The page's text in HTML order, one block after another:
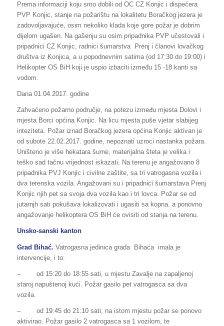
Prema informaciji koju smo dobili od OC CZ Konjic i dispečera
PVP Konjic, stanje na požarištu na lokalitetu Boračkog jezera je
zadovoljavajuće, osim nekoliko klada koje gore požar je dobrim
dijelom ugašen. Na gašenju su osim pripadnika PVP učestovali i
pripadnici CZ Konjic, radnici šumarstva Prenj i članovi lovačkog
društva iz Konjica, a u popodnevnim satima (od 17:30 do 19:00) i
Helikopter OS BiH koji je uspio izbaciti između 15 -18 kanti sa
vodom.
Dana 01.04.2017. godine
Zahvaćeno požarno područje, na potezu između mjesta Dolovi i
mjesta Borci općina Konjic. Na licu mjesta puše vjetar slabijeg
inteziteta. Požar iznad Boračkog jezera općina Konjic aktivan je
od subote 22.02.2017. godine, nepoznati uzroci nastanka požara.
Uništeno je više hekatara šume, materijalna šteta je velika i
teško sad tačnu vrijednost iskazati. Na terenu je angažovano 8
pripadnika PVJ Konjic i civilne zaštite, sa tri vatrogasna vozila i
dva terenska vozila. Angažovani su i pripadnici šumarstava Prenj
Konjic njih pet sa svoja dva vozila kao i tri lovca. Požar se od
jutarnjh sati pokušava lokalizovati i ugasiti sa kopna. a ponovno
angažovanje helikoptera OS BiH će ovisiti od stanja na terenu.
Unsko-sanski kanton
Grad Bihać. Vatrogasna jedinica grada Bihaća imala je
intervencije, i to:
– od 15:20 do 18:55 sati, u mjestu Zavalje na zapaljenoj
staroj napuštenoj kući. Požar gasilo pet vatrogasca sa dva
vozila.
– od 19:45 do 21:10 sati, na istom mjestu požar se ponovo
aktivirao. Požar gasilo 2 vatrogasca sa 1 vozilom, te